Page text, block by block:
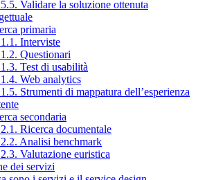
Validare la soluzione ottenuta
primaria
Interviste
Questionari
Test di usabilità
Web analytics
Strumenti di mappatura dell’esperienza
secondaria
Ricerca documentale
Analisi benchmark
Valutazione euristica
dei servizi